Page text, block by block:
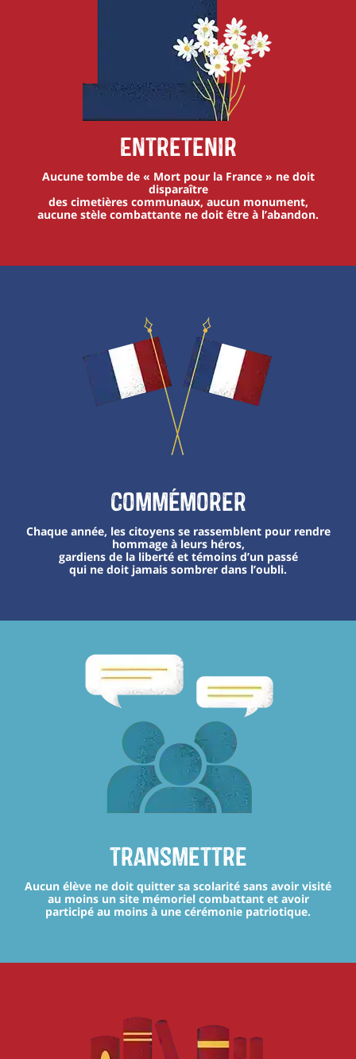
Entretenir
Aucune tombe de « Mort pour la France » ne doit
disparaître
des cimetières communaux, aucun monument,
aucune stèle combattante ne doit être à l’abandon.
Commémorer
Chaque année, les citoyens se rassemblent pour rendre
hommage à leurs héros,
gardiens de la liberté et témoins d’un passé
qui ne doit jamais sombrer dans l’oubli.
transmettre
Aucun élève ne doit quitter sa scolarité sans avoir visité
au moins un site mémoriel combattant et avoir
participé au moins à une cérémonie patriotique.